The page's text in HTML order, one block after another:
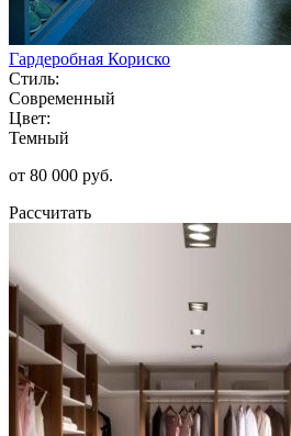
Гардеробная Кориско
Стиль:
Современный
Цвет:
Темный
от 80 000 руб.
Рассчитать